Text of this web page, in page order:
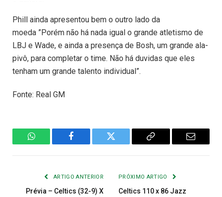
Phill ainda apresentou bem o outro lado da
moeda ”Porém não há nada igual o grande atletismo de
LBJ e Wade, e ainda a presença de Bosh, um grande ala-
pivô, para completar o time. Não há duvidas que eles
tenham um grande talento individual”.
Fonte: Real GM
WhatsAppFacebook Twitter
Copiar
E-
ARTIGO ANTERIOR
Prévia – Celtics (32-9) X
PRÓXIMO ARTIGO
Celtics 110 x 86 Jazz